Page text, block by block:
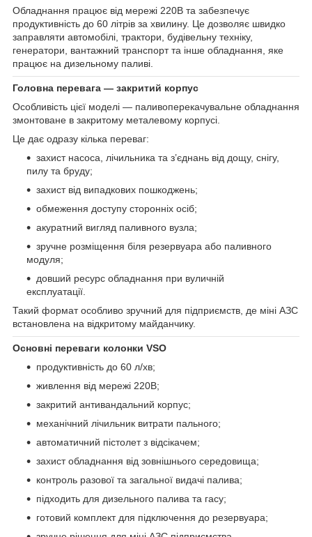
Обладнання працює від мережі 220В та забезпечує
продуктивність до 60 літрів за хвилину. Це дозволяє швидко
заправляти автомобілі, трактори, будівельну техніку,
генератори, вантажний транспорт та інше обладнання, яке
працює на дизельному паливі.
Головна перевага — закритий корпус
Особливість цієї моделі — паливоперекачувальне обладнання
змонтоване в закритому металевому корпусі.
Це дає одразу кілька переваг:
захист насоса, лічильника та з’єднань від дощу, снігу,
пилу та бруду;
захист від випадкових пошкоджень;
обмеження доступу сторонніх осіб;
акуратний вигляд паливного вузла;
зручне розміщення біля резервуара або паливного
модуля;
довший ресурс обладнання при вуличній
експлуатації.
Такий формат особливо зручний для підприємств, де міні АЗС
встановлена на відкритому майданчику.
Основні переваги колонки VSO
продуктивність до 60 л/хв;
живлення від мережі 220В;
закритий антивандальний корпус;
механічний лічильник витрати пального;
автоматичний пістолет з відсікачем;
захист обладнання від зовнішнього середовища;
контроль разової та загальної видачі палива;
підходить для дизельного палива та гасу;
готовий комплект для підключення до резервуара;